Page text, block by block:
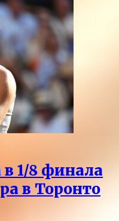
1/8 финала
в Торонто